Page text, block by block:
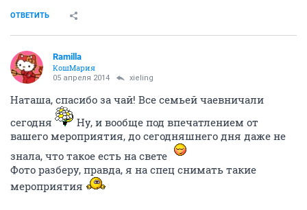
ОТВЕТИТЬ
Ramilla
КошМария
05 апреля 2014 xieling
Наташа, спасибо за чай! Все семьей чаевничали
сегодня
Ну, и вообще под впечатлением от
вашего мероприятия, до сегодняшнего дня даже не
знала, что такое есть на свете
Фото разберу, правда, я на спец снимать такие
мероприятия